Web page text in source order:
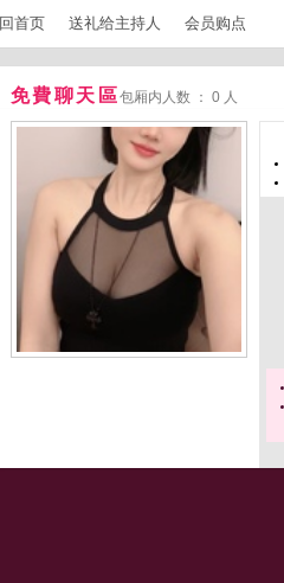
回首页 送礼给主持人 会员购点
免費聊天區包厢内人数 ： 0 人